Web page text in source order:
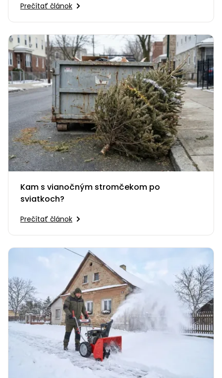
Prečítať článok
Kam s vianočným stromčekom po
sviatkoch?
Prečítať článok